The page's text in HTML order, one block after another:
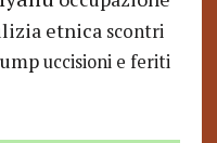
etnica scontri
uccisioni e feriti